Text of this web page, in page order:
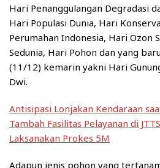
Hari Penanggulangan Degradasi
Hari Populasi Dunia, Hari
Perumahan Indonesia, Hari Ozon
Sedunia, Hari Pohon dan yang
(11/12) kemarin yakni Hari
Dwi.
Antisipasi Lonjakan Kendaraan
Tambah Fasilitas Pelayanan di
Laksanakan Prokes 5M
Adapun jenis pohon yang